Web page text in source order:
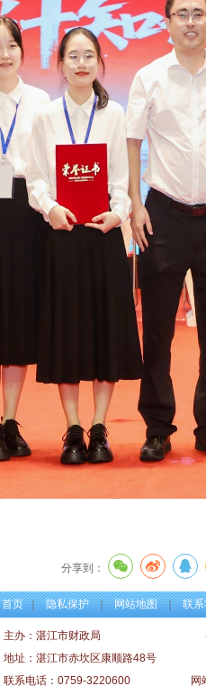
分享到：
首页 ｜ 隐私保护 ｜ 网站地图 ｜ 联系
主办：湛江市财政局
地址：湛江市赤坎区康顺路48号
联系电话：0759-3220600
网